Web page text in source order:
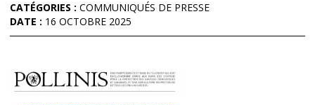
CATÉGORIES : COMMUNIQUÉS DE PRESSE
DATE : 16 OCTOBRE 2025